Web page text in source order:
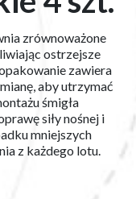
zrównoważone
ostrzejsze
zawiera
aby utrzymać
śmigła
siły nośnej i
mniejszych
z każdego lotu.